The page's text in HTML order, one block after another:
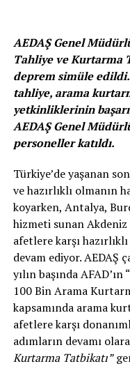
AEDAŞ Genel
Tahliye ve Kurtarma
deprem simüle
tahliye, arama
yetkinliklerinin
AEDAŞ Genel
personeller katıldı.
Türkiye’de yaşanan
ve hazırlıklı olmanın
koyarken, Antalya,
hizmeti sunan Akdeniz
afetlere karşı
devam ediyor. AEDAŞ
yılın başında
100 Bin Arama
kapsamında arama
afetlere karşı
adımların devamı
Kurtarma Tatbikatı”